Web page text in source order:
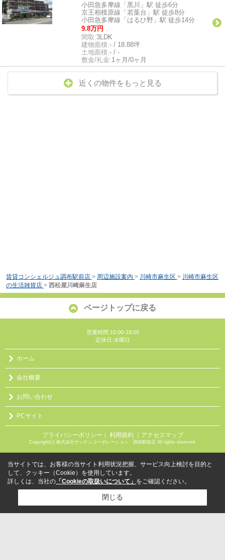
小田急多摩線「黒川」駅 徒歩6分
京王相模原線「若葉台」駅 徒歩8分
小田急多摩線「はるひ野」駅 徒歩14分
9.8万円
間取:3LDK
建物面積:- / 18.88坪
土地面積:- / -
敷金/礼金:1ヶ月/0ヶ月
近くの物件をもっと見る
賃貸コンシェルジュ調布駅前店 > 周辺施設案内 > 川崎市麻生区 > 川崎市麻生区
の生活雑貨店 > 西松屋川崎麻生店
ページトップに戻る
営業時間:10:00-18:00
定休日:水曜日
ホーム
会社概要
お問い合わせ
PCサイト
プライバシーポリシー ｜ 利用規約 ｜アクセスマップ
Copyright(c) 株式会社サンケンコーポレーション 調布駅前店 All rights reserved.
当サイトでは、お客様の当サイト利用状況把握、サービス向上検討を目的と
して、クッキー（Cookie）を使用しています。
詳しくは、当社の 「Cookieの取扱いについて」 をご確認ください。
閉じる